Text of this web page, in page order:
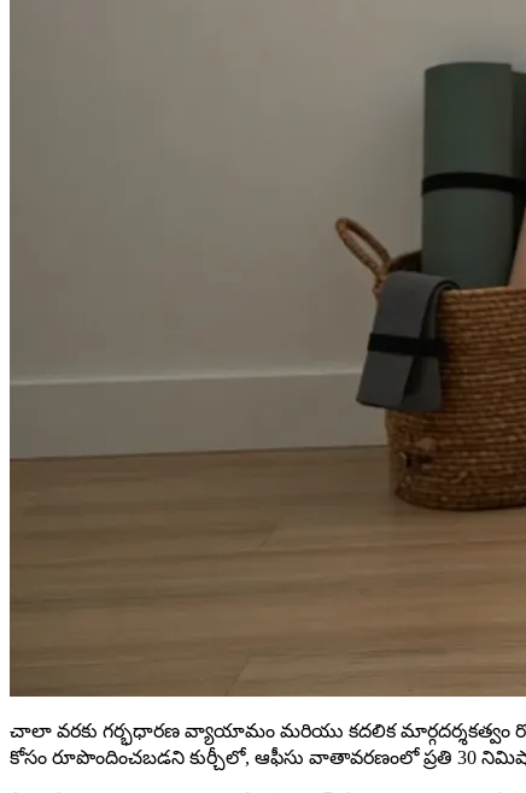
చాలా వరకు గర్భధారణ వ్యాయామం మరియు కదలిక మార్గదర్శకత్వం
కోసం రూపొందించబడని కుర్చీలో, ఆఫీసు వాతావరణంలో ప్రతి 30